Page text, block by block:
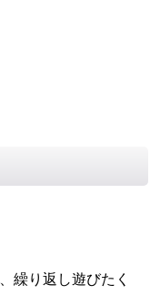
繰り返し遊びたく